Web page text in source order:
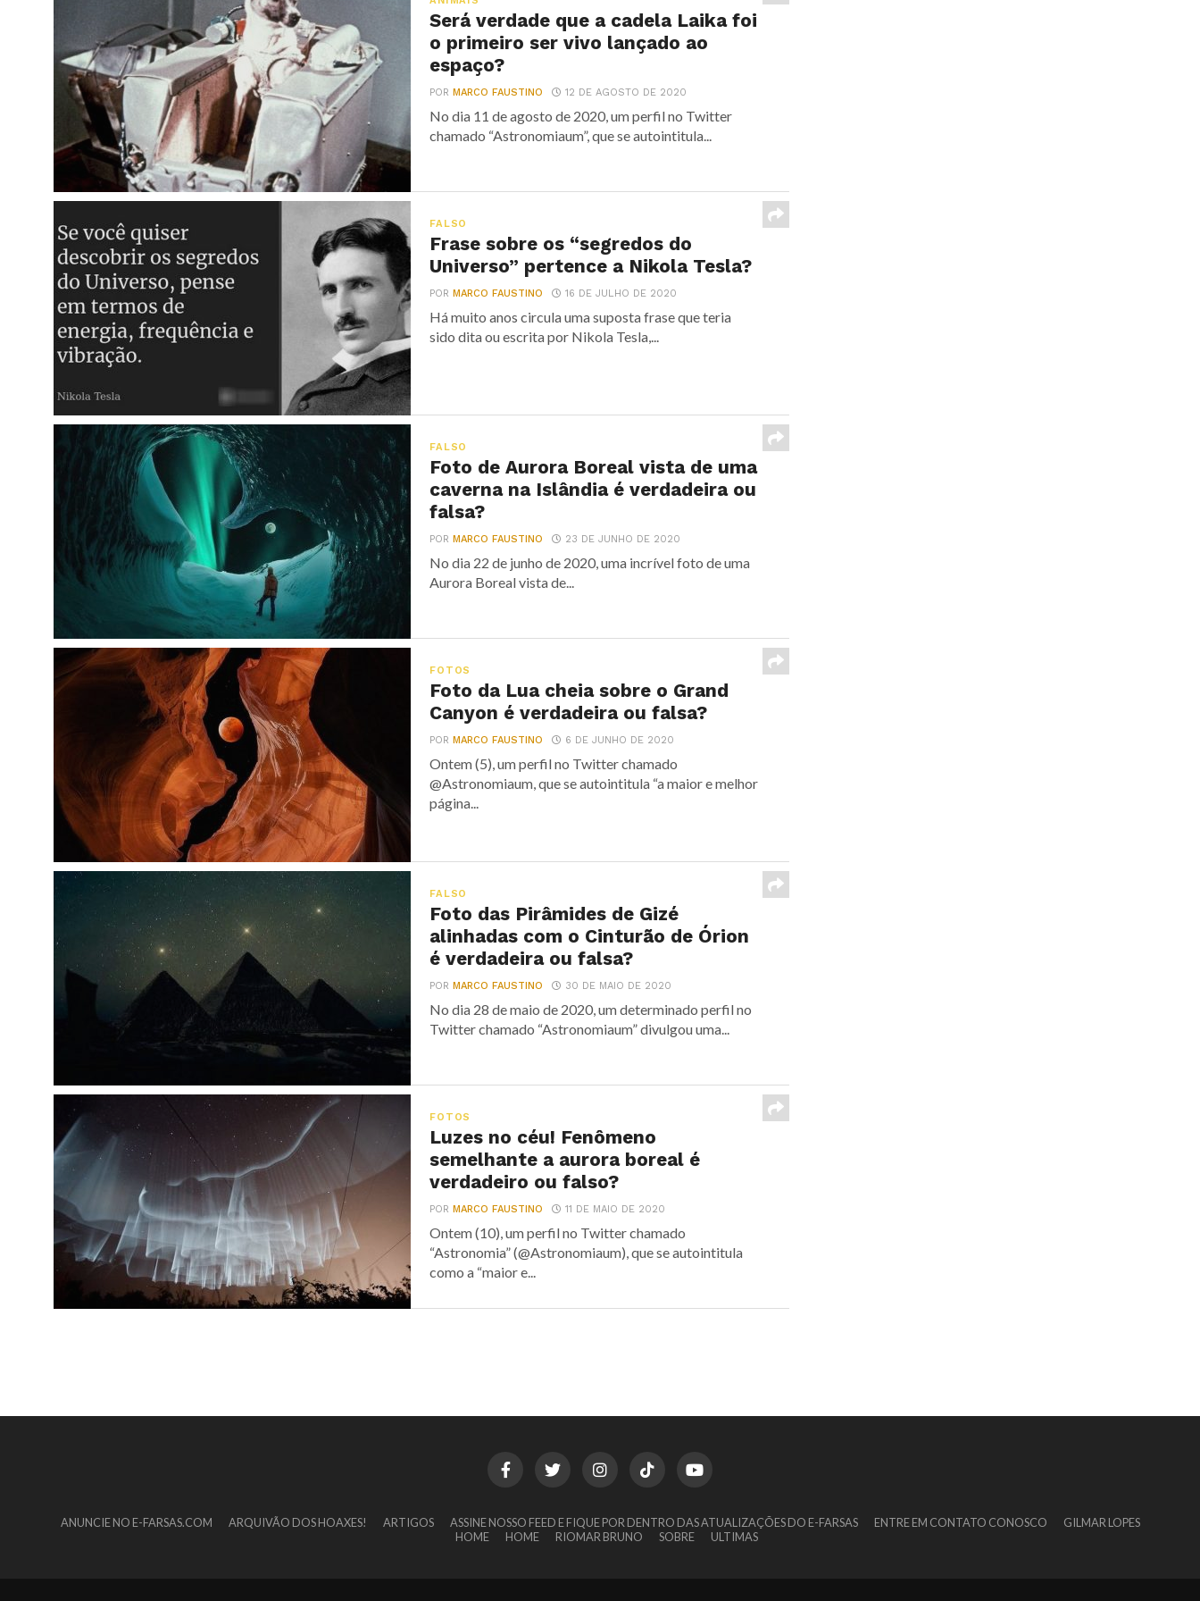
Será verdade que a cadela Laika foi
o primeiro ser vivo lançado ao
espaço?
PORMARCO FAUSTINO 12 DE AGOSTO DE 2020
No dia 11 de agosto de 2020, um perfil no Twitter
chamado “Astronomiaum”, que se autointitula...
FALSO
Frase sobre os “segredos do
Universo” pertence a Nikola Tesla?
PORMARCO FAUSTINO 16 DE JULHO DE 2020
Há muito anos circula uma suposta frase que teria
sido dita ou escrita por Nikola Tesla,...
FALSO
Foto de Aurora Boreal vista de uma
caverna na Islândia é verdadeira ou
falsa?
PORMARCO FAUSTINO 23 DE JUNHO DE 2020
No dia 22 de junho de 2020, uma incrível foto de uma
Aurora Boreal vista de...
FOTOS
Foto da Lua cheia sobre o Grand
Canyon é verdadeira ou falsa?
PORMARCO FAUSTINO 6 DE JUNHO DE 2020
Ontem (5), um perfil no Twitter chamado
@Astronomiaum, que se autointitula “a maior e melhor
página...
FALSO
Foto das Pirâmides de Gizé
alinhadas com o Cinturão de Órion
é verdadeira ou falsa?
PORMARCO FAUSTINO 30 DE MAIO DE 2020
No dia 28 de maio de 2020, um determinado perfil no
Twitter chamado “Astronomiaum” divulgou uma...
FOTOS
Luzes no céu! Fenômeno
semelhante a aurora boreal é
verdadeiro ou falso?
PORMARCO FAUSTINO 11 DE MAIO DE 2020
Ontem (10), um perfil no Twitter chamado
“Astronomia” (@Astronomiaum), que se autointitula
como a “maior e...
ANUNCIE NO E-FARSAS.COM ARQUIVÃO DOS HOAXES! ARTIGOS ASSINE NOSSO FEED E FIQUE POR DENTRO DAS ATUALIZAÇÕES DO E-FARSAS ENTRE EM CONTATO CONOSCO
GILMAR LOPES
HOME
HOME RIOMAR BRUNO SOBRE ULTIMAS